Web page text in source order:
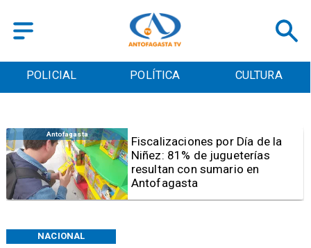
POLICIAL POLÍTICA CULTURA
NACIONAL
Antofagasta
Tribunal frena opción de pena
mixta para Karen Rojo por ahora